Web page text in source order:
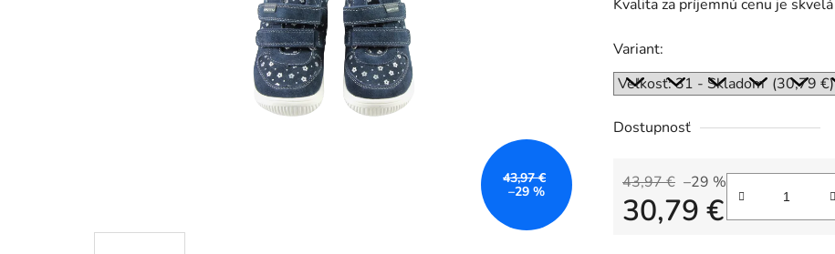
Kvalita za príjemnú cenu je
Variant:
Dostupnosť
43,97 € –29 %
30,79 €
43,97 €
–29 %